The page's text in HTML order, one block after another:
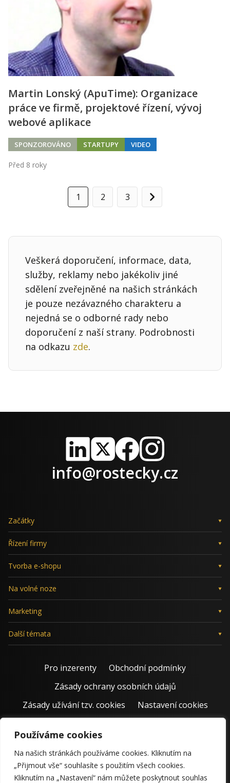
Používáme cookies
Na našich stránkách používáme cookies. Kliknutím na
„Přijmout vše“ souhlasíte s použitím všech cookies.
Kliknutím na „Nastavení“ nám můžete poskytnout souhlas
Martin Lonský (ApuTime): Organizace
práce ve firmě, projektové řízení, vývoj
webové aplikace
SPONZOROVÁNO STARTUPY VIDEO
Před 8 roky
1 2 3
Další
Veškerá doporučení, informace, data,
služby, reklamy nebo jakékoliv jiné
sdělení zveřejněné na našich stránkách
je pouze nezávazného charakteru a
nejedná se o odborné rady nebo
doporučení z naší strany. Podrobnosti
na odkazu zde.
LinkedIn
X FacebookInstagram
info@rostecky.cz
Začátky
Řízení firmy
Tvorba e-shopu
Na volné noze
Marketing
Další témata
Pro inzerenty
Obchodní podmínky
Zásady ochrany osobních údajů
Zásady užívání tzv. cookies
Nastavení cookies